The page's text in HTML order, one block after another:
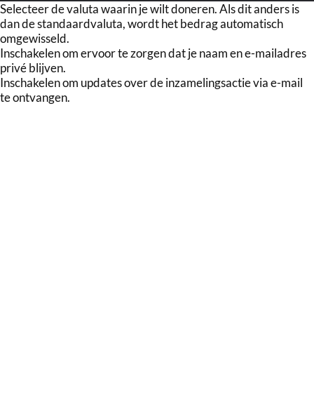
Selecteer de valuta waarin je wilt doneren. Als dit anders is
dan de standaardvaluta, wordt het bedrag automatisch
omgewisseld.
Inschakelen om ervoor te zorgen dat je naam en e-mailadres
privé blijven.
Inschakelen om updates over de inzamelingsactie via e-mail
te ontvangen.